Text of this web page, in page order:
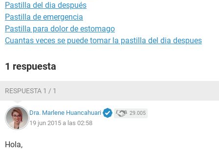
Pastilla del dia después
Pastilla de emergencia
Pastilla para dolor de estomago
Cuantas veces se puede tomar la pastilla del dia despues
1 respuesta
RESPUESTA 1 / 1
Dra. Marlene Huancahuari 29.005
19 jun 2015 a las 02:58
Hola,